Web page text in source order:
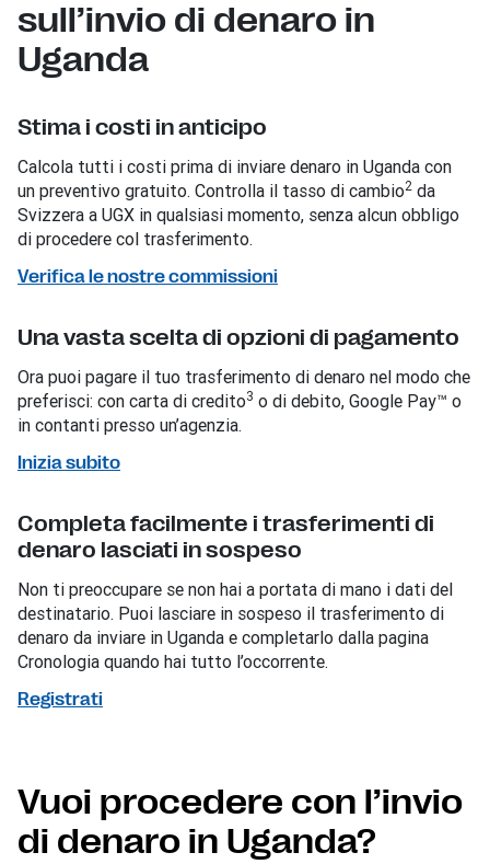
sull’invio di denaro in
Uganda
Stima i costi in anticipo
Calcola tutti i costi prima di inviare denaro in Uganda con
un preventivo gratuito. Controlla il tasso di cambio2 da
Svizzera a UGX in qualsiasi momento, senza alcun obbligo
di procedere col trasferimento.
Verifica le nostre commissioni
Una vasta scelta di opzioni di pagamento
Ora puoi pagare il tuo trasferimento di denaro nel modo che
preferisci: con carta di credito3 o di debito, Google Pay™ o
in contanti presso un’agenzia.
Inizia subito
Completa facilmente i trasferimenti di
denaro lasciati in sospeso
Non ti preoccupare se non hai a portata di mano i dati del
destinatario. Puoi lasciare in sospeso il trasferimento di
denaro da inviare in Uganda e completarlo dalla pagina
Cronologia quando hai tutto l’occorrente.
Registrati
Vuoi procedere con l’invio
di denaro in Uganda?